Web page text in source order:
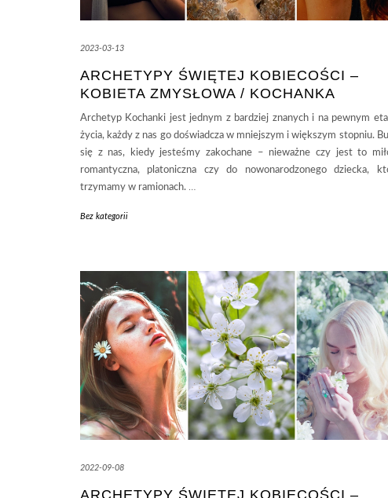
2023-03-13
ARCHETYPY ŚWIĘTEJ KOBIECOŚCI –
KOBIETA ZMYSŁOWA / KOCHANKA
Archetyp Kochanki jest jednym z bardziej znanych i na pewnym
życia, każdy z nas go doświadcza w mniejszym i większym stopniu.
się z nas, kiedy jesteśmy zakochane – nieważne czy jest to
romantyczna, platoniczna czy do nowonarodzonego dziecka,
trzymamy w ramionach. …
Bez kategorii
2022-09-08
ARCHETYPY ŚWIĘTEJ KOBIECOŚCI –